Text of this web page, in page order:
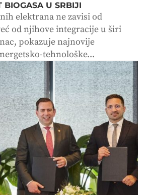
BIOGASA U SRBIJI
elektrana ne zavisi od
od njihove integracije u širi
pokazuje najnovije
tehnološke...